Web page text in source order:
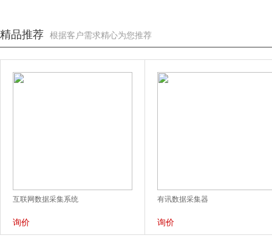
精品推荐 根据客户需求精心为您推荐
互联网数据采集系统
询价
有讯数据采集器
询价